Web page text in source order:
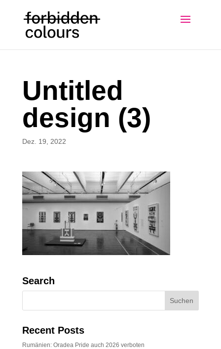
Untitled
design (3)
Dez. 19, 2022
Search
Recent Posts
Rumänien: Oradea Pride auch 2026 verboten